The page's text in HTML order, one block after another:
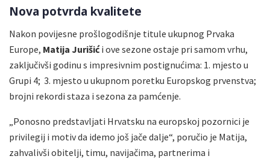
Nova potvrda kvalitete
Nakon povijesne prošlogodišnje titule ukupnog Prvaka
Europe, Matija Jurišići ove sezone ostaje pri samom vrhu,
zaključivši godinu s impresivnim postignućima: 1. mjesto u
Grupi 4; 3. mjesto u ukupnom poretku Europskog prvenstva;
brojni rekordi staza i sezona za pamćenje.
„Ponosno predstavljati Hrvatsku na europskoj pozornici je
privilegij i motiv da idemo još jače dalje“, poručio je Matija,
zahvalivši obitelji, timu, navijačima, partnerima i